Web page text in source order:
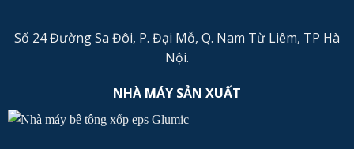
Số 24 Đường Sa Đôi, P. Đại Mỗ, Q. Nam Từ Liêm, TP Hà
Nội.
NHÀ MÁY SẢN XUẤT